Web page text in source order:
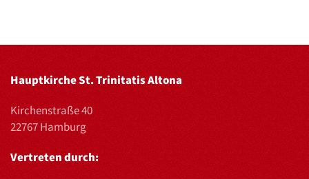
Hauptkirche St. Trinitatis Altona
Kirchenstraße 40
22767 Hamburg
Vertreten durch: